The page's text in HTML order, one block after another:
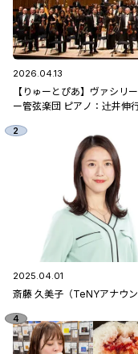
2026.04.13
【りゅーとぴあ】ヴァシ
ー管弦楽団 ピアノ：辻󠄀井伸
2025.04.01
斎藤 久美子（TeNYアナウン